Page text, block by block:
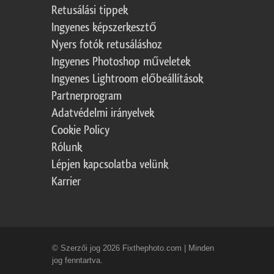
Retusálási tippek
Ingyenes képszerkesztő
Nyers fotók retusáláshoz
Ingyenes Photoshop műveletek
Ingyenes Lightroom előbeállítások
Partnerprogram
Adatvédelmi irányelvek
Cookie Policy
Rólunk
Lépjen kapcsolatba velünk
Karrier
© Szerzői jog 2026 Fixthephoto.com | Minden
jog fenntartva.